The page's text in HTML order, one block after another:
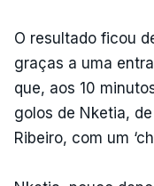
O resultado ficou
graças a uma
que, aos 10
golos de Nketia,
Ribeiro, com um